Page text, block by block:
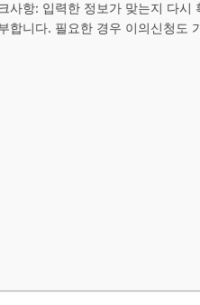
사항: 입력한 정보가 맞는지 다시
합니다. 필요한 경우 이의신청도